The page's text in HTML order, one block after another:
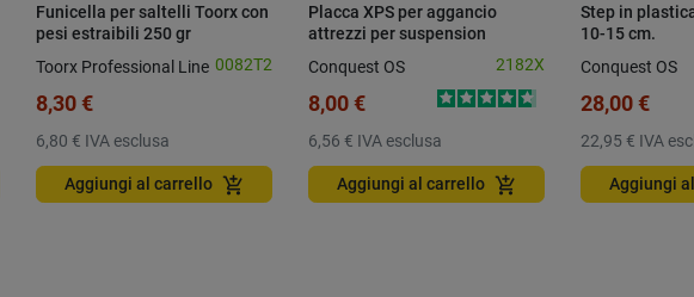
Funicella per saltelli Toorx con
pesi estraibili 250 gr
Toorx Professional Line 0082T2
8,30 €
6,80 € IVA esclusa
Aggiungi al carrello add_shopping_cart
Placca XPS per aggancio
attrezzi per suspension
training a parete o soffitto
Conquest OS 2182X
8,00 €
6,56 € IVA esclusa
Aggiungi al carrello add_shopping_cart
Step in
10-15 cm.
Conquest OS
28,00 €
22,95 € IVA
Aggiungi